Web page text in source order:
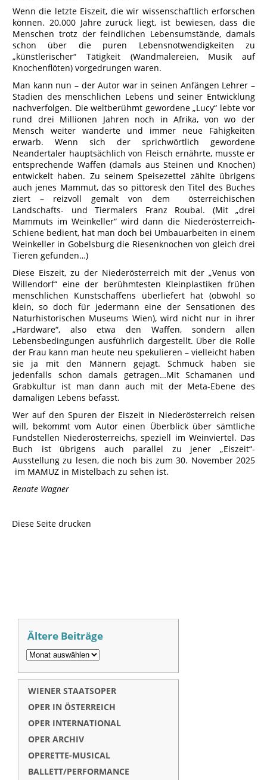
Wenn die letzte Eiszeit, die wir wissenschaftlich erforschen
können. 20.000 Jahre zurück liegt, ist bewiesen, dass die
Menschen trotz der feindlichen Lebensumstände, damals
schon über die puren Lebensnotwendigkeiten zu
„künstlerischer“ Tätigkeit (Wandmalereien, Musik auf
Knochenflöten) vorgedrungen waren.
Man kann nun – der Autor war in seinen Anfängen Lehrer –
Stadien des menschlichen Lebens und seiner Entwicklung
nachverfolgen. Die weltberühmt gewordene „Lucy“ lebte vor
rund drei Millionen Jahren noch in Afrika, von wo der
Mensch weiter wanderte und immer neue Fähigkeiten
erwarb. Wenn sich der sprichwörtlich gewordene
Neandertaler hauptsächlich von Fleisch ernährte, musste er
entsprechende Waffen (damals aus Steinen und Knochen)
entwickelt haben. Zu seinem Speisezettel zählte übrigens
auch jenes Mammut, das so pittoresk den Titel des Buches
ziert – reizvoll gemalt von dem österreichischen
Landschafts- und Tiermalers Franz Roubal. (Mit „drei
Mammuts im Weinkeller“ wird dann die Niederösterreich-
Schiene bedient, hat man doch bei Umbauarbeiten in einem
Weinkeller in Gobelsburg die Riesenknochen von gleich drei
Tieren gefunden…)
Diese Eiszeit, zu der Niederösterreich mit der „Venus von
Willendorf“ eine der berühmtesten Kleinplastiken frühen
menschlichen Kunstschaffens überliefert hat (obwohl so
klein, so doch für jedermann eine der Sensationen des
Naturhistorischen Museums Wien), wird nicht nur in ihrer
„Hardware“, also etwa den Waffen, sondern allen
Lebensbedingungen ausführlich dargestellt. Über die Rolle
der Frau kann man heute neu spekulieren – vielleicht haben
sie ja mit den Männern gejagt. Schmuck haben sie
jedenfalls schon damals getragen…Mit Schamanen und
Grabkultur ist man dann auch mit der Meta-Ebene des
damaligen Lebens befasst.
Wer auf den Spuren der Eiszeit in Niederösterreich reisen
will, bekommt vom Autor einen Überblick über sämtliche
Fundstellen Niederösterreichs, speziell im Weinviertel. Das
Buch ist übrigens auch parallel zu jener „Eiszeit“-
Ausstellung zu lesen, die noch bis zum 30. November 2025
im MAMUZ in Mistelbach zu sehen ist.
Renate Wagner
Diese Seite drucken
Ältere Beiträge
WIENER STAATSOPER
OPER IN ÖSTERREICH
OPER INTERNATIONAL
OPER ARCHIV
OPERETTE-MUSICAL
BALLETT/PERFORMANCE